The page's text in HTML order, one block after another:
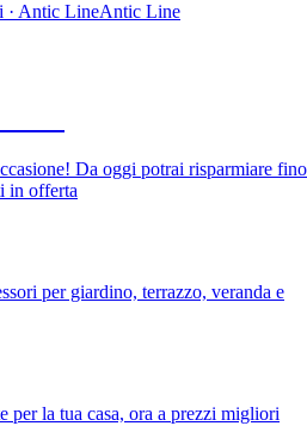
· Antic LineAntic Line
Da oggi potrai risparmiare fino
in offerta
per giardino, terrazzo, veranda e
per la tua casa, ora a prezzi migliori